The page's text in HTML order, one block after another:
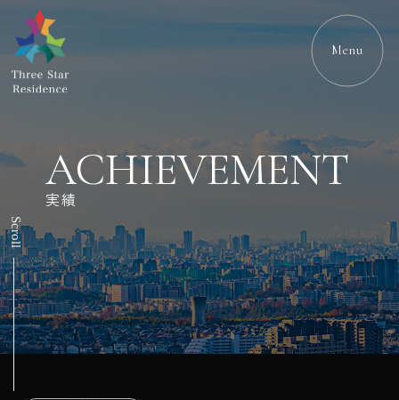
Menu
ACHIEVEMENT
実績
Scroll